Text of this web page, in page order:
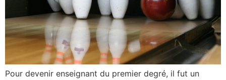
Pour devenir enseignant du premier degré, il fut un